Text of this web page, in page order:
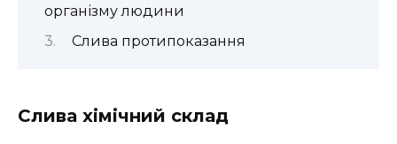
організму людини
Слива протипоказання
Слива хімічний склад